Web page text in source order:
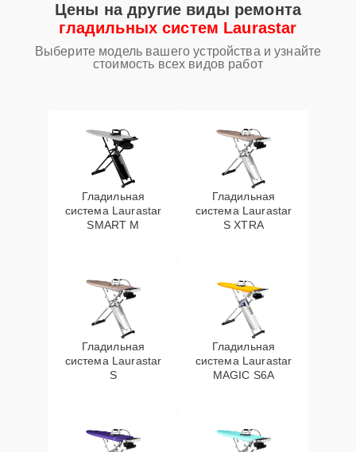
Цены на другие виды ремонта
гладильных систем Laurastar
Выберите модель вашего устройства и узнайте
стоимость всех видов работ
Гладильная
система Laurastar
SMART M
Гладильная
система Laurastar
S XTRA
Гладильная
система Laurastar
S
Гладильная
система Laurastar
MAGIC S6A